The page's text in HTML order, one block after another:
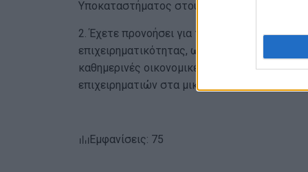
Υποκαταστήματος στους Παξούς;
2. Έχετε προνοήσει για τη λήψη
επιχειρηματικότητας, ως αντίβαρο στις
καθημερινές οικονομικές ανάγκες και
επιχειρηματιών στα μικρά νησιά;
Εμφανίσεις: 75